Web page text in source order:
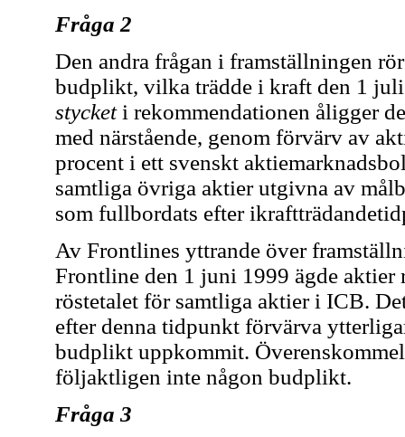
Fråga 2
Den andra frågan i framställningen
budplikt, vilka trädde i kraft den 1
stycketi rekommendationen åligger
med närstående, genom förvärv av
procent i ett svenskt
samtliga övriga aktier utgivna av
som fullbordats efter
Av Frontlines yttrande över
Frontline den 1 juni 1999 ägde aktier
röstetalet för samtliga aktier i ICB.
efter denna tidpunkt förvärva
budplikt uppkommit.
följaktligen inte någon budplikt.
Fråga 3